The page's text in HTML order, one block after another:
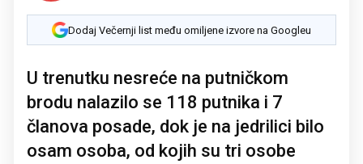
Dodaj Večernji list među omiljene izvore na Googleu
U trenutku nesreće na putničkom
brodu nalazilo se 118 putnika i 7
članova posade, dok je na jedrilici bilo
osam osoba, od kojih su tri osobe